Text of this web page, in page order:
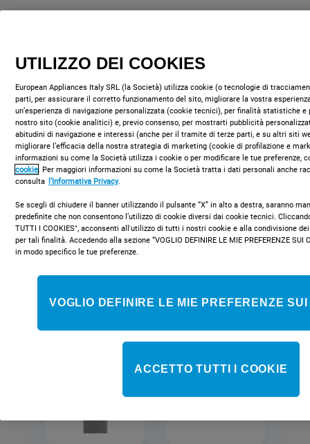
Lavatrici Asciugatrici
Forni Piani cottura
UTILIZZO DEI COOKIES
European Appliances Italy SRL (la Società) utilizza cookie (o tecnologie di
parti, per assicurare il corretto funzionamento del sito, migliorare la vostra
un’esperienza di navigazione personalizzata (cookie tecnici), per finalità statistiche e
nostro sito (cookie analitici) e, previo consenso, per mostrarti pubblicità
abitudini di navigazione e interessi (anche per il tramite di terze parti, e su altri siti
migliorare l’efficacia della nostra strategia di marketing (cookie di profilazione e
informazioni su come la Società utilizza i cookie o per modificare le tue preferenze,
cookie. Per maggiori informazioni su come la Società tratta i dati personali anche
consulta l’Informativa Privacy.
Se scegli di chiudere il banner utilizzando il pulsante “X” in alto a destra, saranno
predefinite che non consentono l’utilizzo di cookie diversi dai cookie tecnici.
TUTTI I COOKIES", acconsenti all'utilizzo di tutti i nostri cookie e alla condivisione
per tali finalità. Accedendo alla sezione “VOGLIO DEFINIRE LE MIE PREFERENZE SUI
in modo specifico le tue preferenze.
VOGLIO DEFINIRE LE MIE PREFERENZE
ACCETTO TUTTI I COOKIE